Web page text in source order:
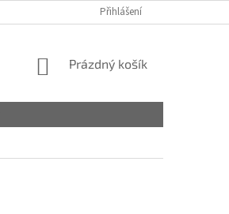
Přihlášení
NÁKUPNÍ
Prázdný košík